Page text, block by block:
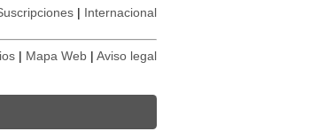
Internacional
Mapa Web Aviso legal